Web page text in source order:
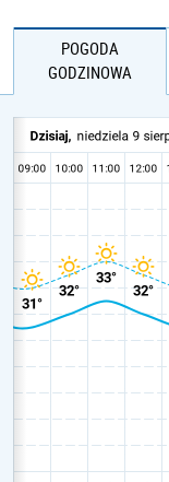
POGODA
GODZINOWA